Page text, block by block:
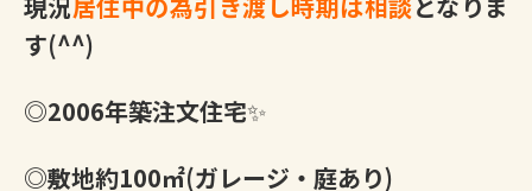
す(^^)
◎2006年築注文住宅✨
◎敷地約100㎡(ガレージ・庭あり)